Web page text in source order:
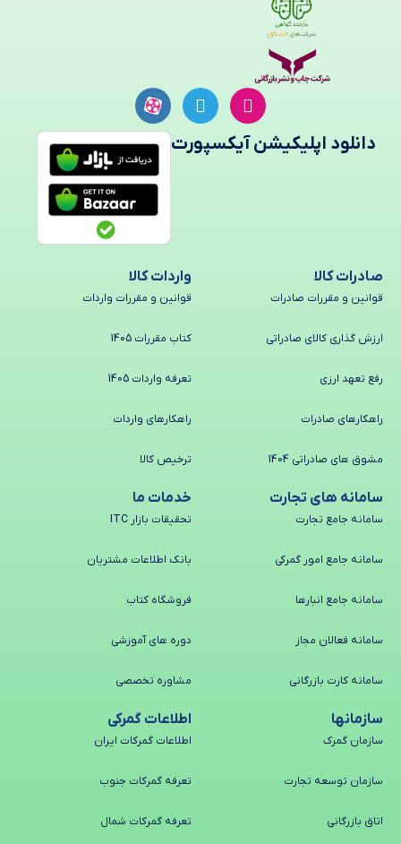
صادرات کالا
قوانین و مقررات صادرات
ارزش گذاری کالای صادراتی
رفع تعهد ارزی
راهکارهای صادرات
مشوق های صادراتی 1404
واردات کالا
قوانین و مقررات واردات
کتاب مقررات 1405
تعرفه واردات 1405
راهکارهای واردات
ترخیص کالا
سامانه های تجارت
سامانه جامع تجارت
سامانه جامع امور گمرکی
سامانه جامع انبارها
سامانه فعالان مجاز
سامانه کارت بازرگانی
خدمات ما
تحقیقات بازار ITC
بانک اطلاعات مشتریان
فروشگاه کتاب
دوره های آموزشی
مشاوره تخصصی
سازمانها
سازمان گمرک
سازمان توسعه تجارت
اتاق بازرگانی
اطلاعات گمرکی
اطلاعات گمرکات ایران
تعرفه گمرکات جنوب
تعرفه گمرکات شمال
دانلود اپلیکیشن آیکسپورت